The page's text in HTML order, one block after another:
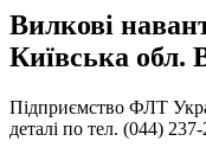
Вилкові
Київська обл.
Підприємство ФЛТ
деталі по тел. (044)